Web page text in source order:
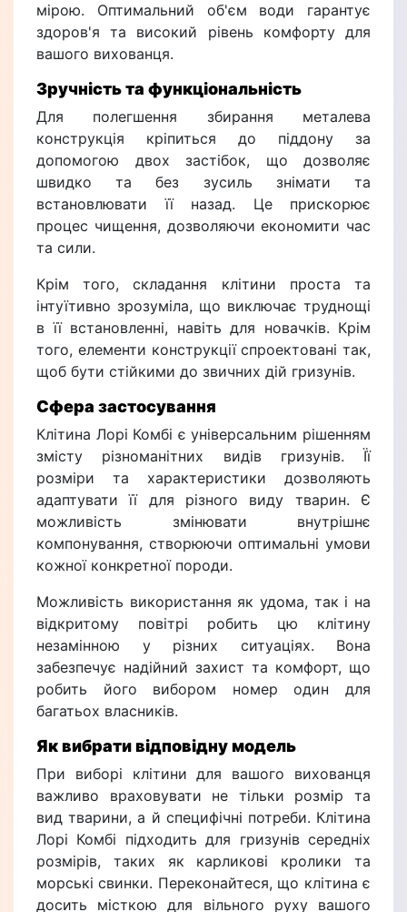
мірою. Оптимальний об'єм води гарантує
здоров'я та високий рівень комфорту для
вашого вихованця.
Зручність та функціональність
Для полегшення збирання металева
конструкція кріпиться до піддону за
допомогою двох застібок, що дозволяє
швидко та без зусиль знімати та
встановлювати її назад. Це прискорює
процес чищення, дозволяючи економити час
та сили.
Крім того, складання клітини проста та
інтуїтивно зрозуміла, що виключає труднощі
в її встановленні, навіть для новачків. Крім
того, елементи конструкції спроектовані так,
щоб бути стійкими до звичних дій гризунів.
Сфера застосування
Клітина Лорі Комбі є універсальним рішенням
змісту різноманітних видів гризунів. Її
розміри та характеристики дозволяють
адаптувати її для різного виду тварин. Є
можливість змінювати внутрішнє
компонування, створюючи оптимальні умови
кожної конкретної породи.
Можливість використання як удома, так і на
відкритому повітрі робить цю клітину
незамінною у різних ситуаціях. Вона
забезпечує надійний захист та комфорт, що
робить його вибором номер один для
багатьох власників.
Як вибрати відповідну модель
При виборі клітини для вашого вихованця
важливо враховувати не тільки розмір та
вид тварини, а й специфічні потреби. Клітина
Лорі Комбі підходить для гризунів середніх
розмірів, таких як карликові кролики та
морські свинки. Переконайтеся, що клітина є
досить місткою для вільного руху вашого